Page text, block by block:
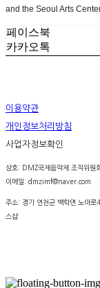
and the Seoul Arts
페이스북
카카오톡
이용약관
개인정보처리방침
사업자정보확인
상호: DMZ국제음악제 조직위
이메일: dmzimf@naver.com
주소: 경기 연천군 백학면 노아
스샵